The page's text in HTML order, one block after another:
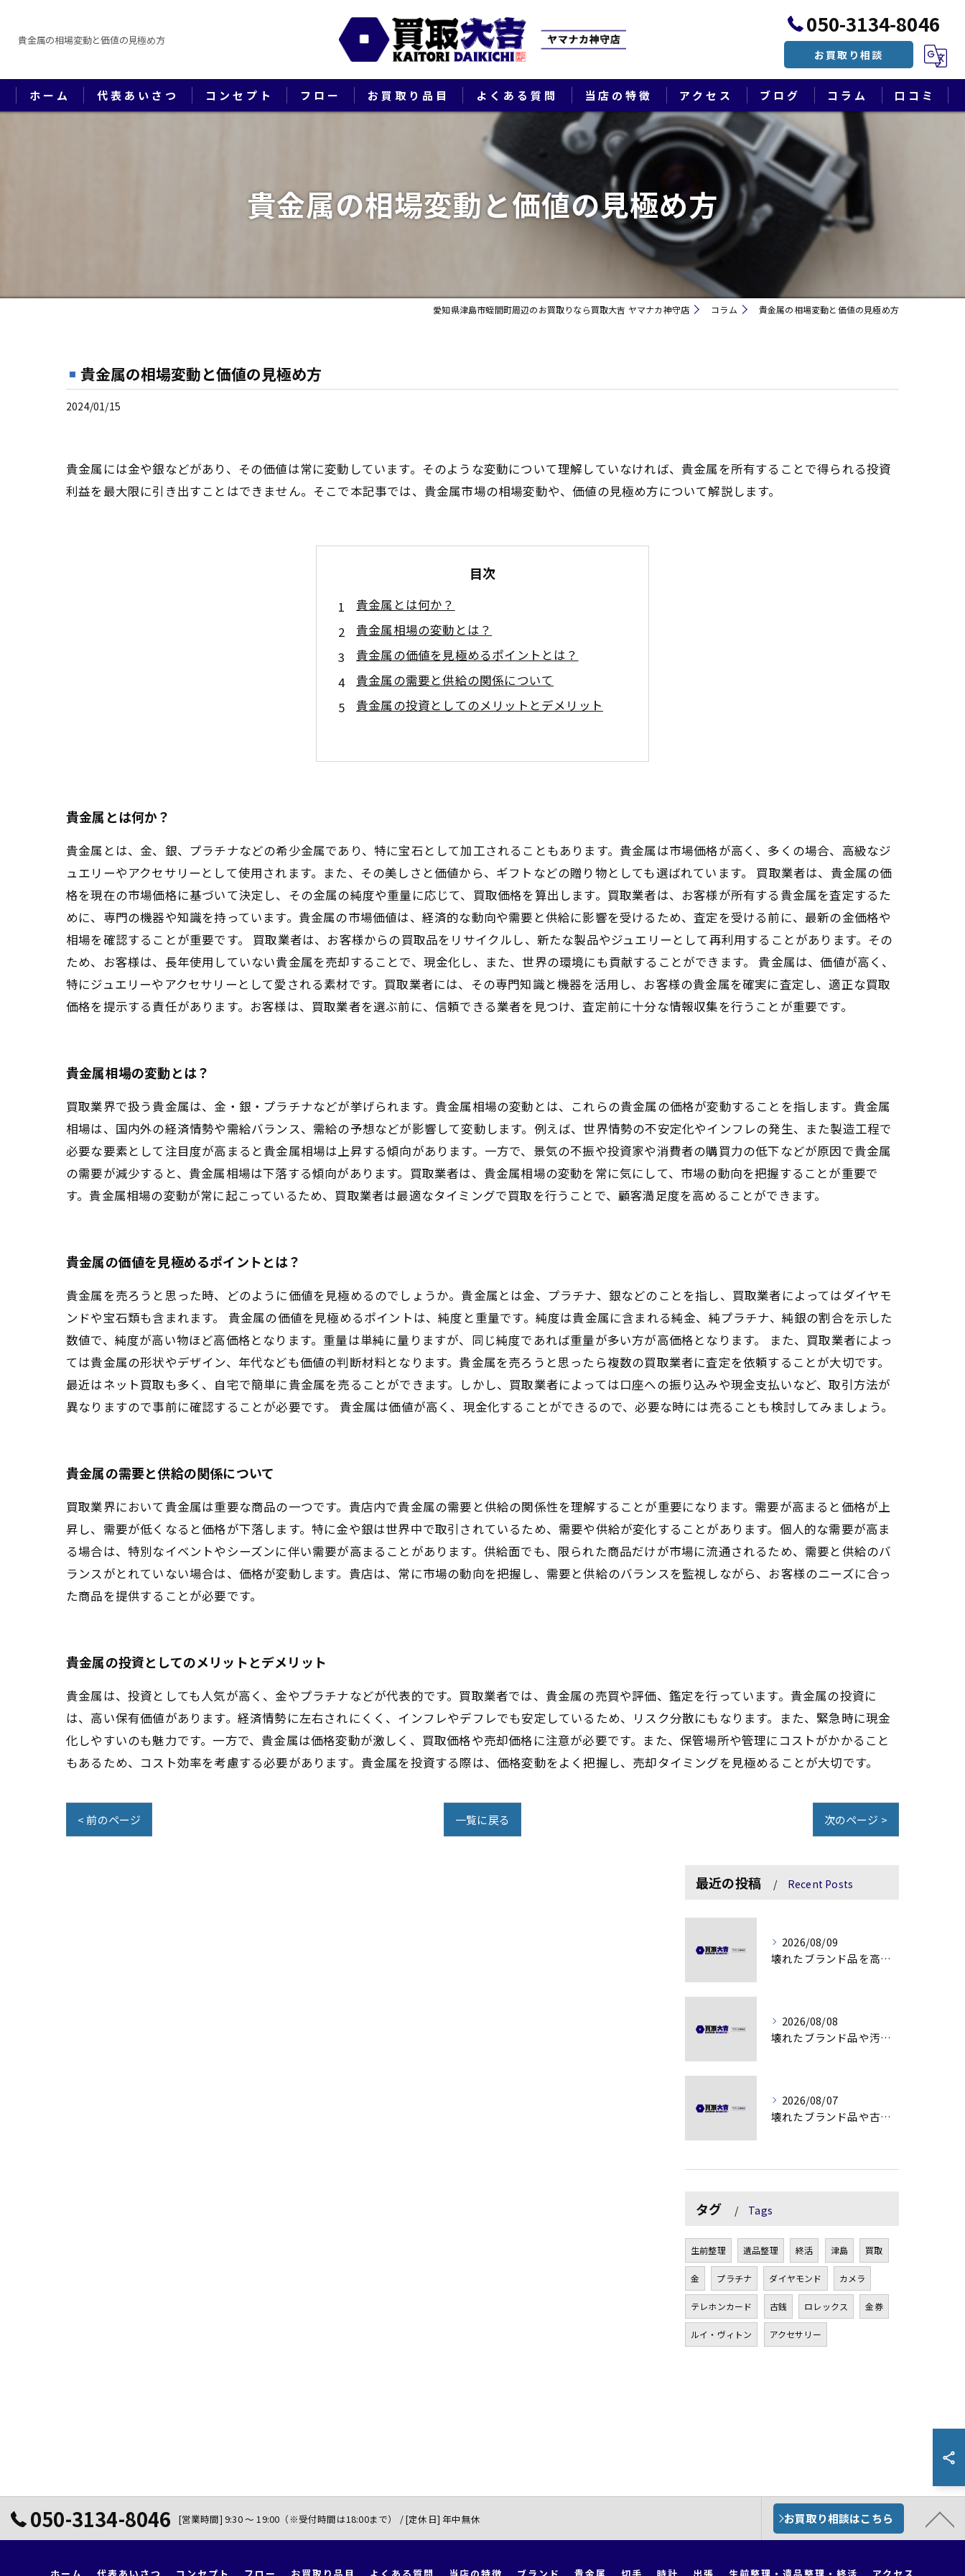
貴金属の相場変動と価値の見極め方
050-3134-8046
お買取り相談
ホーム 代表あいさつ コンセプト フロー お買取り品目 よくある質問 当店の特徴
ブランド
貴金属
切手
生前整理・遺品整理・終活
アクセス
漫画特集
ブログ コラム 口コミ
貴金属の相場変動と価値の見極め方
愛知県津島市蛭間町周辺のお買取りなら買取大吉 ヤマナカ神守店 コラム 貴金属の相場変動と価値の見極め方
貴金属の相場変動と価値の見極め方
2024/01/15
貴金属には金や銀などがあり、その価値は常に変動しています。そのような変動について理解していなければ、貴金属を所有することで得られる投資
利益を最大限に引き出すことはできません。そこで本記事では、貴金属市場の相場変動や、価値の見極め方について解説します。
目次
貴金属とは何か？
貴金属相場の変動とは？
貴金属の価値を見極めるポイントとは？
貴金属の需要と供給の関係について
貴金属の投資としてのメリットとデメリット
貴金属とは何か？
貴金属とは、金、銀、プラチナなどの希少金属であり、特に宝石として加工されることもあります。貴金属は市場価格が高く、多くの場合、高級なジ
ュエリーやアクセサリーとして使用されます。また、その美しさと価値から、ギフトなどの贈り物としても選ばれています。 買取業者は、貴金属の価
格を現在の市場価格に基づいて決定し、その金属の純度や重量に応じて、買取価格を算出します。買取業者は、お客様が所有する貴金属を査定するた
めに、専門の機器や知識を持っています。貴金属の市場価値は、経済的な動向や需要と供給に影響を受けるため、査定を受ける前に、最新の金価格や
相場を確認することが重要です。 買取業者は、お客様からの買取品をリサイクルし、新たな製品やジュエリーとして再利用することがあります。その
ため、お客様は、長年使用していない貴金属を売却することで、現金化し、また、世界の環境にも貢献することができます。 貴金属は、価値が高く、
特にジュエリーやアクセサリーとして愛される素材です。買取業者には、その専門知識と機器を活用し、お客様の貴金属を確実に査定し、適正な買取
価格を提示する責任があります。お客様は、買取業者を選ぶ前に、信頼できる業者を見つけ、査定前に十分な情報収集を行うことが重要です。
貴金属相場の変動とは？
買取業界で扱う貴金属は、金・銀・プラチナなどが挙げられます。貴金属相場の変動とは、これらの貴金属の価格が変動することを指します。貴金属
相場は、国内外の経済情勢や需給バランス、需給の予想などが影響して変動します。例えば、世界情勢の不安定化やインフレの発生、また製造工程で
必要な要素として注目度が高まると貴金属相場は上昇する傾向があります。一方で、景気の不振や投資家や消費者の購買力の低下などが原因で貴金属
の需要が減少すると、貴金属相場は下落する傾向があります。買取業者は、貴金属相場の変動を常に気にして、市場の動向を把握することが重要で
す。貴金属相場の変動が常に起こっているため、買取業者は最適なタイミングで買取を行うことで、顧客満足度を高めることができます。
貴金属の価値を見極めるポイントとは？
貴金属を売ろうと思った時、どのように価値を見極めるのでしょうか。貴金属とは金、プラチナ、銀などのことを指し、買取業者によってはダイヤモ
ンドや宝石類も含まれます。 貴金属の価値を見極めるポイントは、純度と重量です。純度は貴金属に含まれる純金、純プラチナ、純銀の割合を示した
数値で、純度が高い物ほど高価格となります。重量は単純に量りますが、同じ純度であれば重量が多い方が高価格となります。 また、買取業者によっ
ては貴金属の形状やデザイン、年代なども価値の判断材料となります。貴金属を売ろうと思ったら複数の買取業者に査定を依頼することが大切です。
最近はネット買取も多く、自宅で簡単に貴金属を売ることができます。しかし、買取業者によっては口座への振り込みや現金支払いなど、取引方法が
異なりますので事前に確認することが必要です。 貴金属は価値が高く、現金化することができるので、必要な時には売ることも検討してみましょう。
貴金属の需要と供給の関係について
買取業界において貴金属は重要な商品の一つです。貴店内で貴金属の需要と供給の関係性を理解することが重要になります。需要が高まると価格が上
昇し、需要が低くなると価格が下落します。特に金や銀は世界中で取引されているため、需要や供給が変化することがあります。個人的な需要が高ま
る場合は、特別なイベントやシーズンに伴い需要が高まることがあります。供給面でも、限られた商品だけが市場に流通されるため、需要と供給のバ
ランスがとれていない場合は、価格が変動します。貴店は、常に市場の動向を把握し、需要と供給のバランスを監視しながら、お客様のニーズに合っ
た商品を提供することが必要です。
貴金属の投資としてのメリットとデメリット
貴金属は、投資としても人気が高く、金やプラチナなどが代表的です。買取業者では、貴金属の売買や評価、鑑定を行っています。貴金属の投資に
は、高い保有価値があります。経済情勢に左右されにくく、インフレやデフレでも安定しているため、リスク分散にもなります。また、緊急時に現金
化しやすいのも魅力です。一方で、貴金属は価格変動が激しく、買取価格や売却価格に注意が必要です。また、保管場所や管理にコストがかかること
もあるため、コスト効率を考慮する必要があります。貴金属を投資する際は、価格変動をよく把握し、売却タイミングを見極めることが大切です。
< 前のページ 一覧に戻る 次のページ >
最近の投稿 Recent Posts
2026/08/09
壊れたブランド品を高額査定に変える秘訣
2026/08/08
壊れたブランド品や汚れアクセサリーの買取価値解説
2026/08/07
壊れたブランド品や古物の価値を見極める秘訣
タグ Tags
生前整理 遺品整理 終活 津島 買取
金 プラチナ ダイヤモンド カメラ
テレホンカード 古銭 ロレックス 金券
ルイ・ヴィトン アクセサリー
050-3134-8046 [営業時間] 9:30 ～ 19:00（※受付時間は18:00まで） / [定休日] 年中無休 お買取り相談はこちら